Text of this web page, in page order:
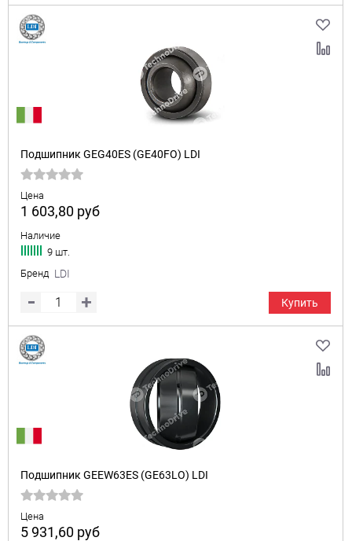
Подшипник GEG40ES (GE40FO) LDI
Цена
1 603,80 руб
Наличие
9 шт.
Бренд LDI
Купить
Подшипник GEEW63ES (GE63LO) LDI
Цена
5 931,60 руб